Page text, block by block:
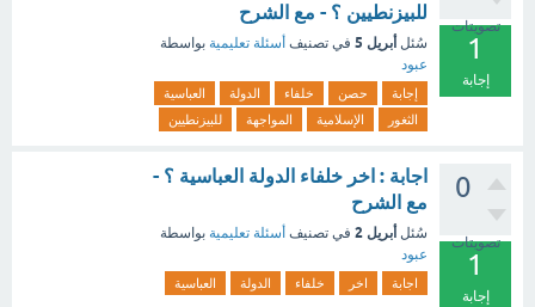
تصويتات
1
إجابة
للبيزنطيين ؟ - مع الشرح
سُئل أبريل 5 في تصنيف أسئلة تعليمية بواسطة
عبود
إجابة حصن خلفاء الدولة
العباسية
الثغور
الإسلامية المواجهة للبيزنطيين
0
تصويتات
1
إجابة
اجابة : اخر خلفاء الدولة العباسية ؟ -
مع الشرح
سُئل أبريل 2 في تصنيف أسئلة تعليمية بواسطة
عبود
اجابة اخر خلفاء الدولة العباسية